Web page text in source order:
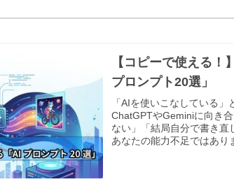
【コピーで使える
プロンプト20選」
「AIを使いこなしている」
ChatGPTやGeminiに向き
ない」「結局自分で書き直
あなたの能力不足ではあり